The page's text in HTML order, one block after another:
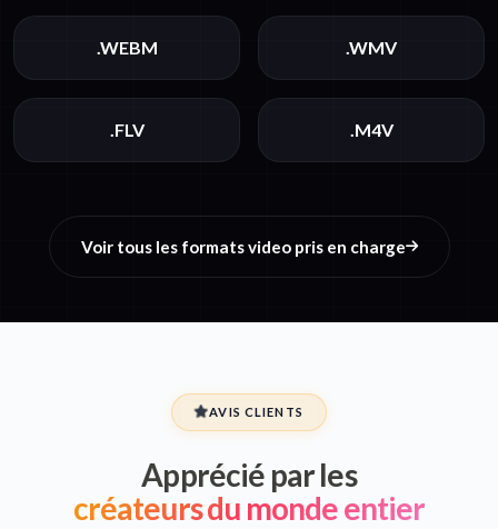
.WEBM .WMV
.FLV .M4V
Voir tous les formats video pris en charge
AVIS CLIENTS
Apprécié par les
créateurs du monde entier